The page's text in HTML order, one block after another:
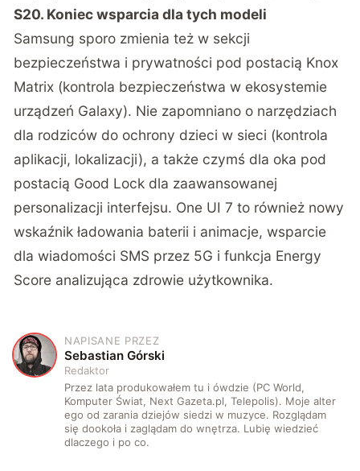
S20. Koniec wsparcia dla tych modeli
Samsung sporo zmienia też w sekcji
bezpieczeństwa i prywatności pod postacią Knox
Matrix (kontrola bezpieczeństwa w ekosystemie
urządzeń Galaxy). Nie zapomniano o narzędziach
dla rodziców do ochrony dzieci w sieci (kontrola
aplikacji, lokalizacji), a także czymś dla oka pod
postacią Good Lock dla zaawansowanej
personalizacji interfejsu. One UI 7 to również nowy
wskaźnik ładowania baterii i animacje, wsparcie
dla wiadomości SMS przez 5G i funkcja Energy
Score analizująca zdrowie użytkownika.
S
NAPISANE PRZEZ
Sebastian Górski
Redaktor
Przez lata produkowałem tu i ówdzie (PC World,
Komputer Świat, Next Gazeta.pl, Telepolis). Moje alter
ego od zarania dziejów siedzi w muzyce. Rozglądam
się dookoła i zaglądam do wnętrza. Lubię wiedzieć
dlaczego i po co.